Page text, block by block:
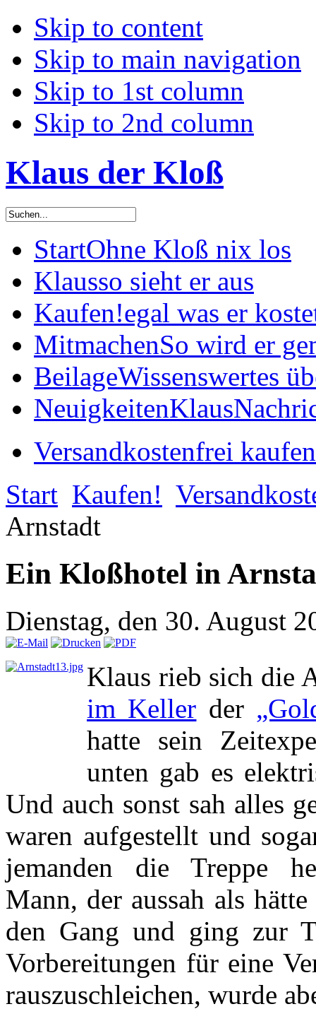
Skip to content
Skip to main navigation
Skip to 1st column
Skip to 2nd column
Klaus der Kloß
StartOhne Kloß nix los
Klausso sieht er aus
Kaufen!egal was er
MitmachenSo wird er
BeilageWissenswertes
Neuigkeiten
Versandkostenfrei kaufen
Start Kaufen!
Arnstadt
Ein Kloßhotel in
Dienstag, den 30. August
Klaus rieb sich die
im Keller der
hatte sein
unten gab es
Und auch sonst sah alles
waren aufgestellt und
jemanden die Treppe
Mann, der aussah als
den Gang und ging zur
Vorbereitungen für eine
rauszuschleichen, wurde